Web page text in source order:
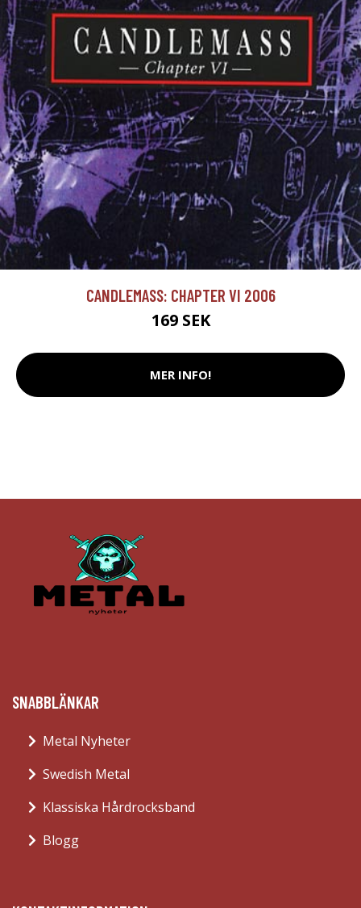
CANDLEMASS: CHAPTER VI 2006
169 SEK
MER INFO!
SNABBLÄNKAR
Metal Nyheter
Swedish Metal
Klassiska Hårdrocksband
Blogg